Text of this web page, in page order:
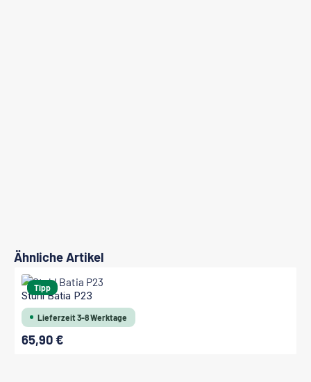
Produktgalerie überspringen
Ähnliche Artikel
Tipp
Stuhl Batia P23
Lieferzeit 3-8 Werktage
Regulärer Preis:
65,90 €